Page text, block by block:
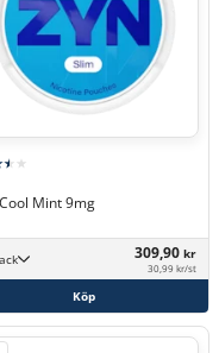
Mint 9mg
309,90 kr
30,99 kr/st
Köp